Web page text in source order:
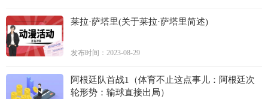
莱拉·萨塔里(关于莱拉·萨塔里简述)
发布时间：2023-08-29
阿根廷队首战1（体育不止这点事儿：阿根廷次
轮形势：输球直接出局）